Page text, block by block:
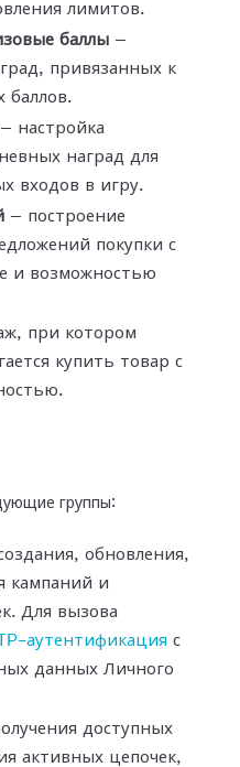
лимитов.
баллы —
привязанных к
баллов.
— настройка
наград для
входов в игру.
— построение
покупки с
и возможностью
при котором
купить товар с
группы:
обновления,
кампаний и
Для вызова
аутентификация с
данных Личного
доступных
активных цепочек,